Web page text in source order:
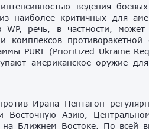
ведения
наиболее критичных для
речь, в частности,
комплексов
PURL (Prioritized Ukraine
американское оружие
Ирана Пентагон
Азию,
Ближнем Востоке. По всей